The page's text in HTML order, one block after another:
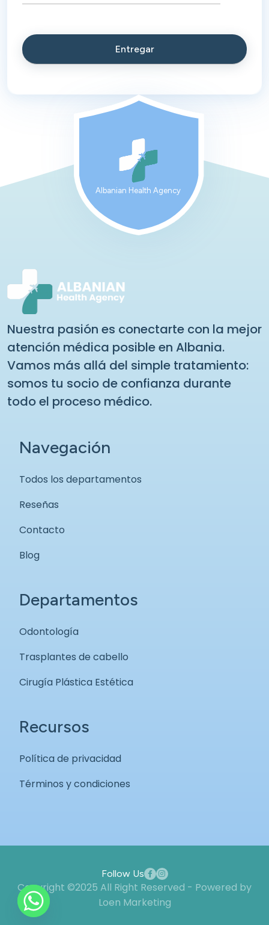
Albanian Health Agency
Nuestra pasión es conectarte con la mejor
atención médica posible en Albania.
Vamos más allá del simple tratamiento:
somos tu socio de confianza durante
todo el proceso médico.
Navegación
Todos los departamentos
Reseñas
Contacto
Blog
Departamentos
Odontología
Trasplantes de cabello
Cirugía Plástica Estética
Recursos
Política de privacidad
Términos y condiciones
Follow Us
Copyright ©2025 All Right Reserved - Powered by
Loen Marketing